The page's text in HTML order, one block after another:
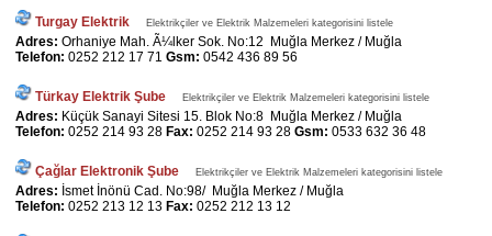
Turgay Elektrik Elektrikçiler ve Elektrik Malzemeleri kategorisini listele
Adres: Orhaniye Mah. Ã¼lker Sok. No:12 Muğla Merkez / Muğla
Telefon: 0252 212 17 71 Gsm: 0542 436 89 56
Türkay Elektrik Şube Elektrikçiler ve Elektrik Malzemeleri kategorisini listele
Adres: Küçük Sanayi Sitesi 15. Blok No:8 Muğla Merkez / Muğla
Telefon: 0252 214 93 28 Fax: 0252 214 93 28 Gsm: 0533 632 36 48
Çağlar Elektronik Şube Elektrikçiler ve Elektrik Malzemeleri kategorisini listele
Adres: İsmet İnönü Cad. No:98/ Muğla Merkez / Muğla
Telefon: 0252 213 12 13 Fax: 0252 212 13 12